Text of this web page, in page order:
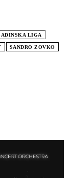
LIGA
SANDRO ZOVKO